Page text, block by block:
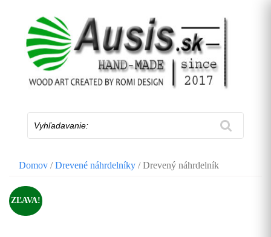
Domov /Drevené náhrdelníky / Drevený náhrdelník
ZĽAVA!